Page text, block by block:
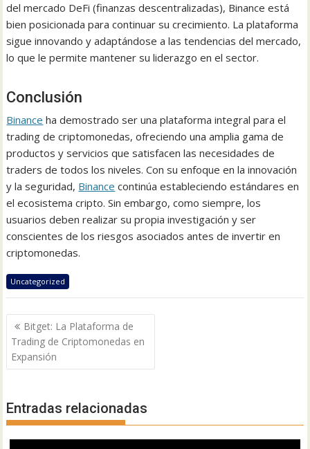
del mercado DeFi (finanzas descentralizadas), Binance está
bien posicionada para continuar su crecimiento. La plataforma
sigue innovando y adaptándose a las tendencias del mercado,
lo que le permite mantener su liderazgo en el sector.
Conclusión
Binance ha demostrado ser una plataforma integral para el
trading de criptomonedas, ofreciendo una amplia gama de
productos y servicios que satisfacen las necesidades de
traders de todos los niveles. Con su enfoque en la innovación
y la seguridad, Binance continúa estableciendo estándares en
el ecosistema cripto. Sin embargo, como siempre, los
usuarios deben realizar su propia investigación y ser
conscientes de los riesgos asociados antes de invertir en
criptomonedas.
Uncategorized
Navegación
de
entradas
Bitget: La Plataforma de
Trading de Criptomonedas en
Expansión
Entradas relacionadas